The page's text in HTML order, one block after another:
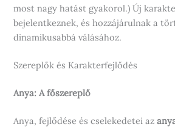
most nagy hatást gyakorol.) Új
bejelentkeznek, és hozzájárulnak a
dinamikusabbá válásához.
Szereplők és Karakterfejlődés
Anya: A főszereplő
Anya, fejlődése és cselekedetei az